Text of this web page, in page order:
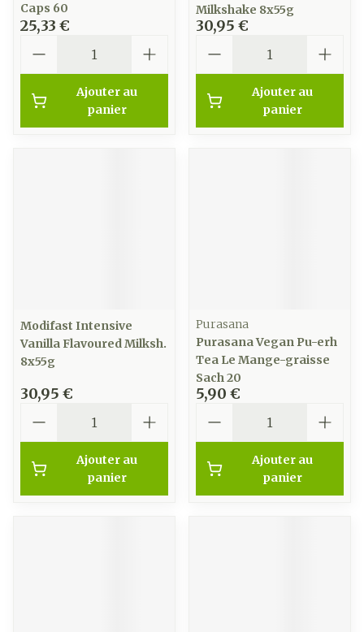
Caps 60
25,33 €
Ajouter au
panier
Milkshake 8x55g
30,95 €
Ajouter au
panier
Modifast Intensive
Vanilla Flavoured Milksh.
8x55g
30,95 €
Ajouter au
panier
Purasana
Purasana Vegan Pu-erh
Tea Le Mange-graisse
Sach 20
5,90 €
Ajouter au
panier